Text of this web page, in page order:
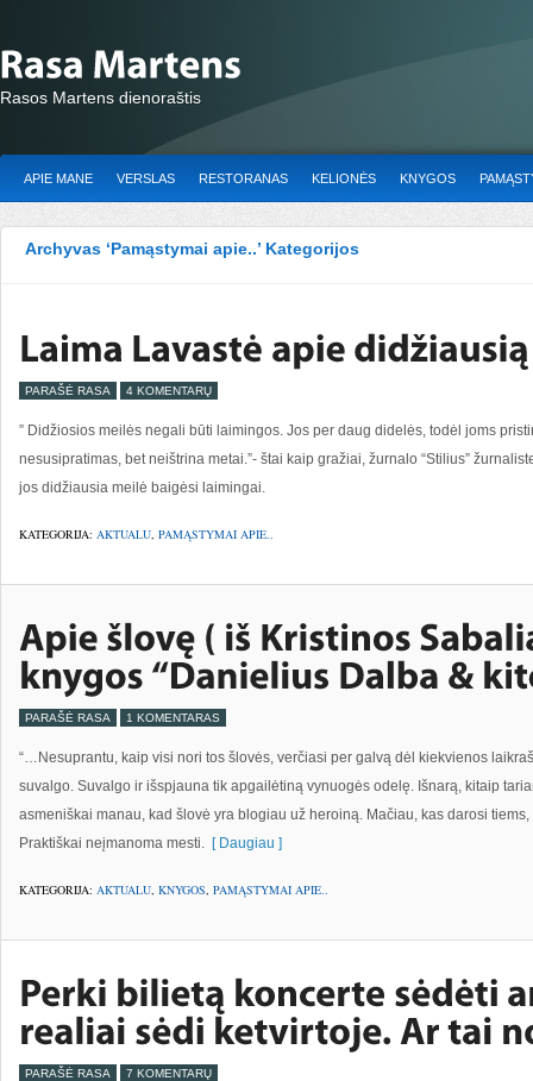
Rasos Martens dienoraštis
APIE MANE VERSLAS RESTORANAS KELIONĖS KNYGOS
Archyvas ‘Pamąstymai apie..’ Kategorijos
PARAŠĖ RASA 4 KOMENTARŲ
” Didžiosios meilės negali būti laimingos. Jos per daug didelės, todėl joms
nesusipratimas, bet neištrina metai.”- štai kaip gražiai, žurnalo “Stilius”
jos didžiausia meilė baigėsi laimingai.
KATEGORIJA: AKTUALU, PAMĄSTYMAI APIE..
PARAŠĖ RASA 1 KOMENTARAS
“…Nesuprantu, kaip visi nori tos šlovės, verčiasi per galvą dėl kiekvienos
suvalgo. Suvalgo ir išspjauna tik apgailėtiną vynuogės odelę. Išnarą, kitaip
asmeniškai manau, kad šlovė yra blogiau už heroiną. Mačiau, kas darosi
Praktiškai neįmanoma mesti. [ Daugiau ]
KATEGORIJA: AKTUALU, KNYGOS, PAMĄSTYMAI APIE..
PARAŠĖ RASA 7 KOMENTARŲ